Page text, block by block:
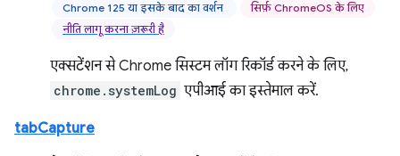
Chrome 125 या इसके बाद का वर्शन
सिर्फ़ ChromeOS के लिए
नीति लागू करना ज़रूरी है
एक्सटेंशन से Chrome सिस्टम लॉग रिकॉर्ड करने के लिए,
chrome.systemLog एपीआई का इस्तेमाल करें.
tabCapture